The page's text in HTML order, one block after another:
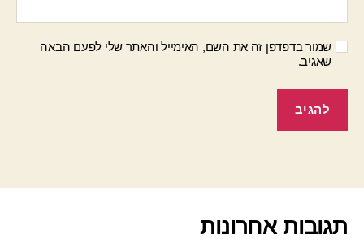
שמור בדפדפן זה את השם, האימייל והאתר שלי לפעם הבאה
שאגיב.
תגובות אחרונות